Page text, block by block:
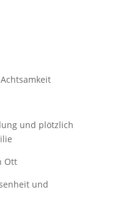
und plötzlich
Ott
und